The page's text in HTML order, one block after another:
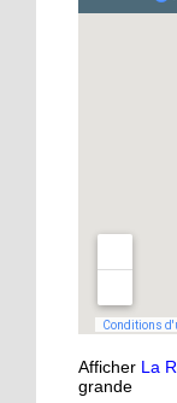
11
Oser
11
Afficher La
grande